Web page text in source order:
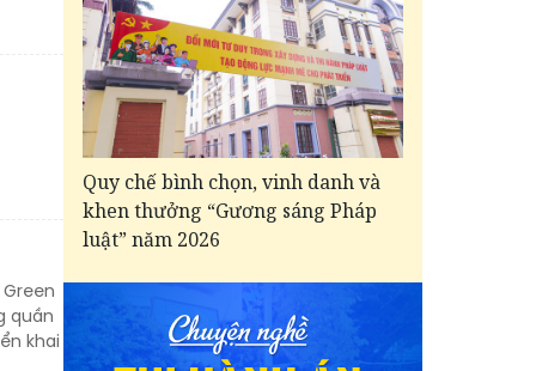
quần
khai
Quy chế bình chọn, vinh danh và
khen thưởng “Gương sáng Pháp
luật” năm 2026